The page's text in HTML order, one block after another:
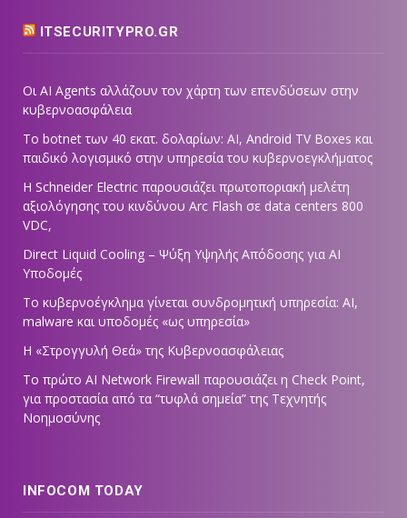
ITSECURITYPRO.GR
Οι AI Agents αλλάζουν τον χάρτη των επενδύσεων στην
κυβερνοασφάλεια
Το botnet των 40 εκατ. δολαρίων: AI, Android TV Boxes και
παιδικό λογισμικό στην υπηρεσία του κυβερνοεγκλήματος
Η Schneider Electric παρουσιάζει πρωτοποριακή μελέτη
αξιολόγησης του κινδύνου Arc Flash σε data centers 800
VDC,
Direct Liquid Cooling – Ψύξη Υψηλής Απόδοσης για AI
Υποδομές
Το κυβερνοέγκλημα γίνεται συνδρομητική υπηρεσία: AI,
malware και υποδομές «ως υπηρεσία»
Η «Στρογγυλή Θεά» της Κυβερνοασφάλειας
Tο πρώτο AI Network Firewall παρουσιάζει η Check Point,
για προστασία από τα “τυφλά σημεία” της Τεχνητής
Νοημοσύνης
INFOCOM TODAY